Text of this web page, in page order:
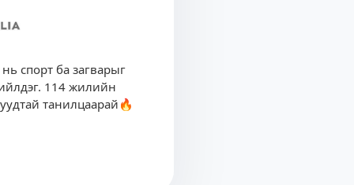
спорт ба загварыг
114 жилийн
танилцаарай🔥